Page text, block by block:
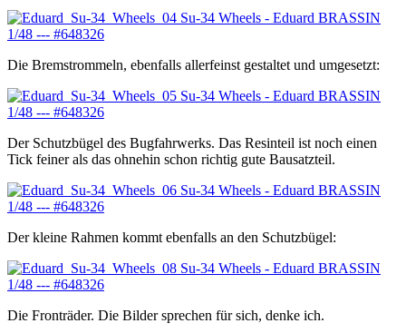
Die Bremstrommeln, ebenfalls allerfeinst gestaltet und umgesetzt:
Der Schutzbügel des Bugfahrwerks. Das Resinteil ist noch einen
Tick feiner als das ohnehin schon richtig gute Bausatzteil.
Der kleine Rahmen kommt ebenfalls an den Schutzbügel:
Die Fronträder. Die Bilder sprechen für sich, denke ich.